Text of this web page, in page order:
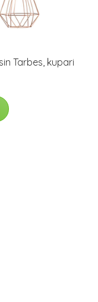
Tarbes, kupari